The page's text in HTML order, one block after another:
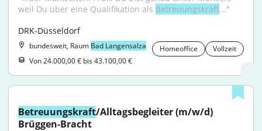
weil Du über eine Qualifikation als Betreuungskraft..."
DRK-Düsseldorf
bundesweit, Raum Bad Langensalza Homeoffice
Vollzeit
Von 24.000,00 € bis 43.100,00 €
Betreuungskraft/Alltagsbegleiter (m/w/d)
Brüggen-Bracht